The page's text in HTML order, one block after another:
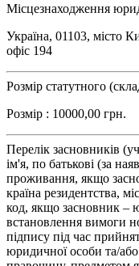
Місцезнаходження
Україна, 01103, місто
офіс 194
Розмір статутного
Розмір : 10000,00 грн.
Перелік засновників
ім'я, по батькові (за
проживання, якщо
країна резидентства,
код, якщо засновник –
встановлення вимоги
підпису під час
юридичної особи та/